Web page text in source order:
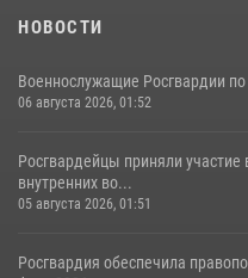
НОВОСТИ
Военнослужащие Росгвардии
06 августа 2026, 01:52
Росгвардейцы приняли
внутренних во...
05 августа 2026, 01:51
Росгвардия обеспечила